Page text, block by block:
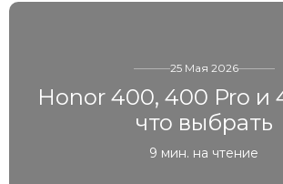
25 Мая 2026
Honor 400, 400 Pro и
что выбрать
9 мин. на чтение